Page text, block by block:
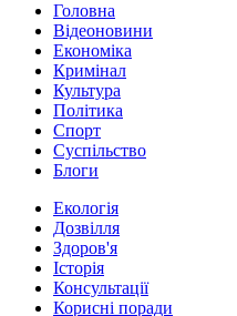
Головна
Відеоновини
Економіка
Кримінал
Культура
Політика
Спорт
Суспільство
Блоги
Екологія
Дозвілля
Здоров'я
Історія
Консультації
Корисні поради